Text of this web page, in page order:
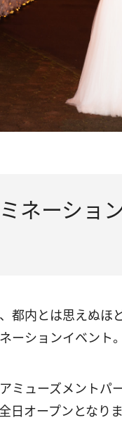
ネーショ
都内とは思えぬ
ーションイベント。
ミューズメントパ
日オープンとなりま